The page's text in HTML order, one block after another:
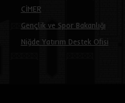
CİMER
Gençlik ve Spor Bakanlığı
Niğde Yatırım Destek Ofisi